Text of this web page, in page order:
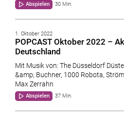
Abspielen 30 Min.
1. Oktober 2022
POPCAST Oktober 2022 –
Deutschland
Mit Musik von: The Düsseldorf
&amp; Buchner, 1000 Robota,
Max Zerrahn
Abspielen 37 Min.